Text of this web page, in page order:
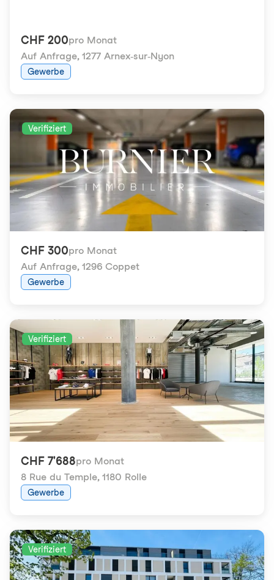
CHF 200pro Monat
Auf Anfrage, 1277 Arnex-sur-Nyon
Gewerbe
Verifiziert
CHF 300pro Monat
Auf Anfrage, 1296 Coppet
Gewerbe
Verifiziert
CHF 7'688pro Monat
8 Rue du Temple, 1180 Rolle
Gewerbe
Verifiziert